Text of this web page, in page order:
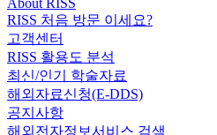
About RISS
RISS 처음 방문 이세요?
고객센터
RISS 활용도 분석
최신/인기 학술자료
해외자료신청(E-DDS)
공지사항
해외전자정보서비스 검색